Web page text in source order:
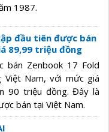
1987.
đầu tiên được bán
89,99 triệu đồng
bán Zenbook 17 Fold
Nam, với mức giá
90 triệu đồng. Đây là
bán tại Việt Nam.